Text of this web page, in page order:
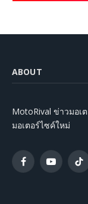
ABOUT
MotoRival ข่าวมอเ
มอเตอร์ไซค์ใหม่
FacebookYouTube